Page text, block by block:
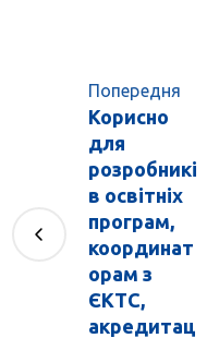
Попередня
Корисно
для
розробникі
в освітніх
програм,
координат
орам з
ЄКТС,
акредитац